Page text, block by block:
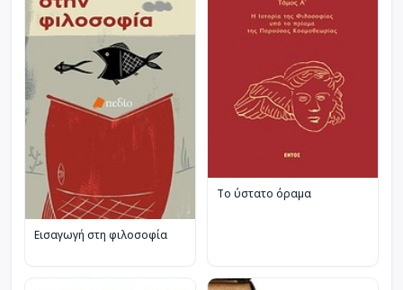
Εισαγωγή στη φιλοσοφία
Το ύστατο όραμα